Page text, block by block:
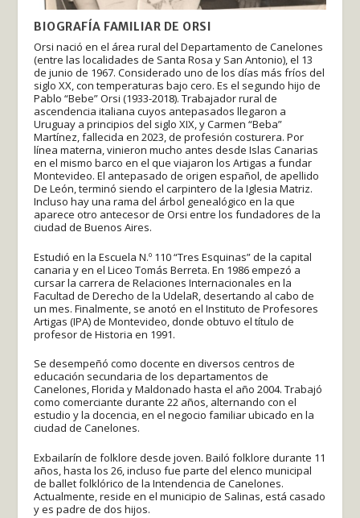
BIOGRAFÍA FAMILIAR DE ORSI
Orsi nació en el área rural del Departamento de Canelones
(entre las localidades de Santa Rosa y San Antonio), el 13
de junio de 1967. Considerado uno de los días más fríos del
siglo XX, con temperaturas bajo cero. Es el segundo hijo de
Pablo “Bebe” Orsi (1933-2018). Trabajador rural de
ascendencia italiana cuyos antepasados llegaron a
Uruguay a principios del siglo XIX, y Carmen “Beba”
Martínez, fallecida en 2023, de profesión costurera. Por
línea materna, vinieron mucho antes desde Islas Canarias
en el mismo barco en el que viajaron los Artigas a fundar
Montevideo. El antepasado de origen español, de apellido
De León, terminó siendo el carpintero de la Iglesia Matriz.
Incluso hay una rama del árbol genealógico en la que
aparece otro antecesor de Orsi entre los fundadores de la
ciudad de Buenos Aires.
Estudió en la Escuela N.º 110 “Tres Esquinas” de la capital
canaria y en el Liceo Tomás Berreta. En 1986 empezó a
cursar la carrera de Relaciones Internacionales en la
Facultad de Derecho de la UdelaR, desertando al cabo de
un mes. Finalmente, se anotó en el Instituto de Profesores
Artigas (IPA) de Montevideo, donde obtuvo el título de
profesor de Historia en 1991.
Se desempeñó como docente en diversos centros de
educación secundaria de los departamentos de
Canelones, Florida y Maldonado hasta el año 2004. Trabajó
como comerciante durante 22 años, alternando con el
estudio y la docencia, en el negocio familiar ubicado en la
ciudad de Canelones.
Exbailarín de folklore desde joven. Bailó folklore durante 11
años, hasta los 26, incluso fue parte del elenco municipal
de ballet folklórico de la Intendencia de Canelones.
Actualmente, reside en el municipio de Salinas, está casado
y es padre de dos hijos.